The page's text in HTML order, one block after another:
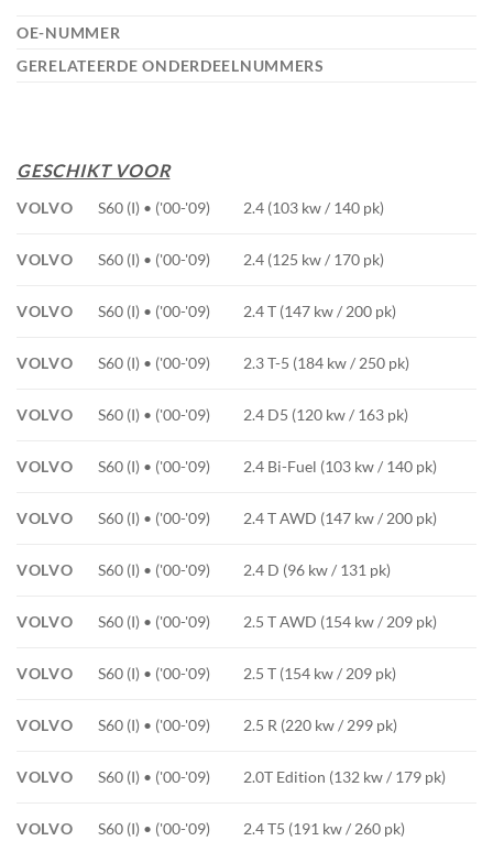
OE-NUMMER
GERELATEERDE ONDERDEELNUMMERS
GESCHIKT VOOR
VOLVO S60 (I) • ('00-'09) 2.4 (103 kw / 140 pk)
VOLVO S60 (I) • ('00-'09) 2.4 (125 kw / 170 pk)
VOLVO S60 (I) • ('00-'09) 2.4 T (147 kw / 200 pk)
VOLVO S60 (I) • ('00-'09) 2.3 T-5 (184 kw / 250 pk)
VOLVO S60 (I) • ('00-'09) 2.4 D5 (120 kw / 163 pk)
VOLVO S60 (I) • ('00-'09) 2.4 Bi-Fuel (103 kw / 140 pk)
VOLVO S60 (I) • ('00-'09) 2.4 T AWD (147 kw / 200 pk)
VOLVO S60 (I) • ('00-'09) 2.4 D (96 kw / 131 pk)
VOLVO S60 (I) • ('00-'09) 2.5 T AWD (154 kw / 209 pk)
VOLVO S60 (I) • ('00-'09) 2.5 T (154 kw / 209 pk)
VOLVO S60 (I) • ('00-'09) 2.5 R (220 kw / 299 pk)
VOLVO S60 (I) • ('00-'09) 2.0T Edition (132 kw / 179 pk)
VOLVO S60 (I) • ('00-'09) 2.4 T5 (191 kw / 260 pk)